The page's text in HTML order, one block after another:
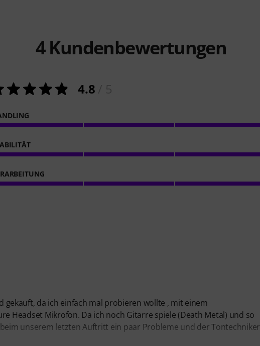
4Kundenbewertungen
4.8
gekauft, da ich einfach mal probieren wollte , mit einem
Headset Mikrofon. Da ich noch Gitarre spiele (Death Metal) und so
unserem letzten Auftritt ein paar Probleme und der Tontechniker